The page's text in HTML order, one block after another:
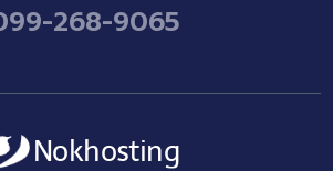
268-9065